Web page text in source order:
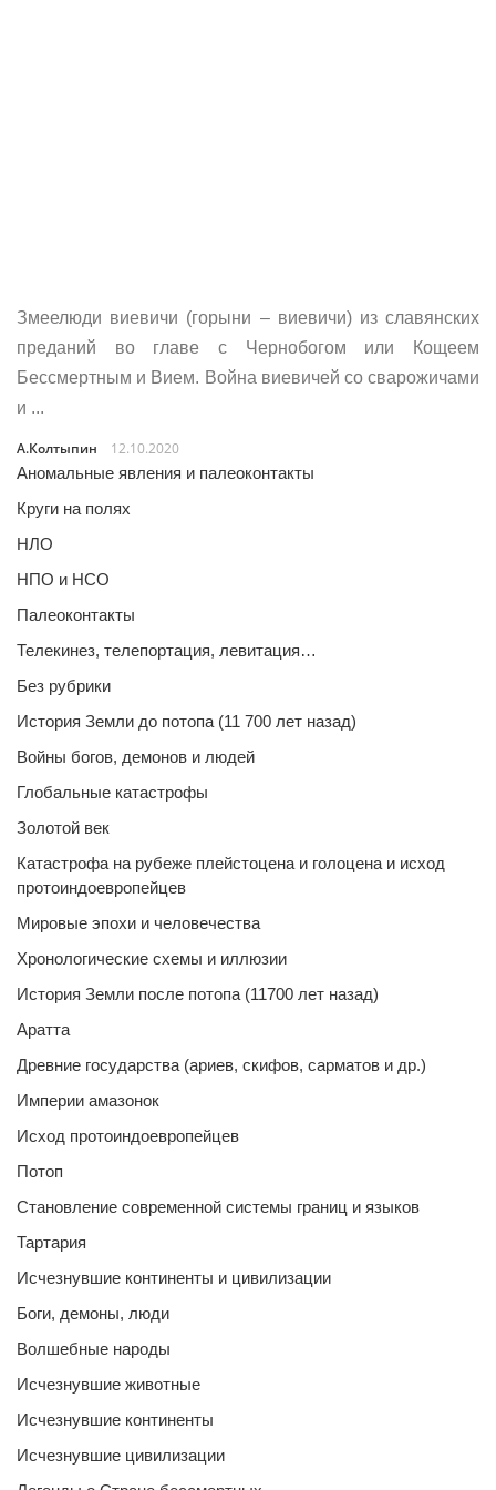
Змеелюди виевичи (горыни – виевичи) из славянских
преданий во главе с Чернобогом или Кощеем
Бессмертным и Вием. Война виевичей со сварожичами
и ...
А.Колтыпин
12.10.2020
Аномальные явления и палеоконтакты
Круги на полях
НЛО
НПО и НСО
Палеоконтакты
Телекинез, телепортация, левитация…
Без рубрики
История Земли до потопа (11 700 лет назад)
Войны богов, демонов и людей
Глобальные катастрофы
Золотой век
Катастрофа на рубеже плейстоцена и голоцена и исход
протоиндоевропейцев
Мировые эпохи и человечества
Хронологические схемы и иллюзии
История Земли после потопа (11700 лет назад)
Аратта
Древние государства (ариев, скифов, сарматов и др.)
Империи амазонок
Исход протоиндоевропейцев
Потоп
Становление современной системы границ и языков
Тартария
Исчезнувшие континенты и цивилизации
Боги, демоны, люди
Волшебные народы
Исчезнувшие животные
Исчезнувшие континенты
Исчезнувшие цивилизации